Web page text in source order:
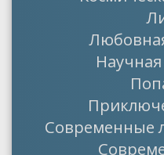
Современные